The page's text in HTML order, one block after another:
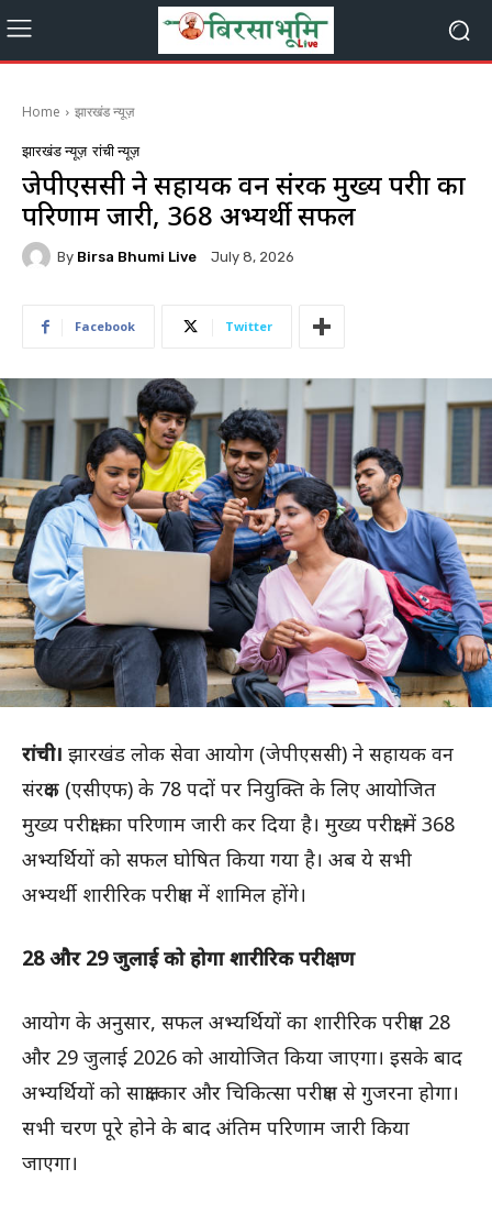
Home झारखंड न्यूज़
झारखंड न्यूज़ रांची न्यूज़
जेपीएससी ने सहायक वन संरक्षक मुख्य परीक्षा का
परिणाम जारी, 368 अभ्यर्थी सफल
By Birsa Bhumi Live July 8, 2026
Facebook Twitter
रांची। झारखंड लोक सेवा आयोग (जेपीएससी) ने सहायक वन
संरक्षक (एसीएफ) के 78 पदों पर नियुक्ति के लिए आयोजित
मुख्य परीक्षा का परिणाम जारी कर दिया है। मुख्य परीक्षा में 368
अभ्यर्थियों को सफल घोषित किया गया है। अब ये सभी
अभ्यर्थी शारीरिक परीक्षण में शामिल होंगे।
28 और 29 जुलाई को होगा शारीरिक परीक्षण
आयोग के अनुसार, सफल अभ्यर्थियों का शारीरिक परीक्षण 28
और 29 जुलाई 2026 को आयोजित किया जाएगा। इसके बाद
अभ्यर्थियों को साक्षात्कार और चिकित्सा परीक्षण से गुजरना होगा।
सभी चरण पूरे होने के बाद अंतिम परिणाम जारी किया
जाएगा।